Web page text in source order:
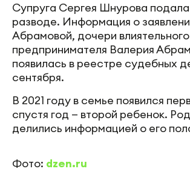
Супруга Сергея Шнурова
разводе. Информация о
Абрамовой, дочери
предпринимателя Валерия
появилась в реестре судебных
сентября.
В 2021 году в семье появился
спустя год — второй ребенок.
делились информацией о его
Фото: dzen.ru